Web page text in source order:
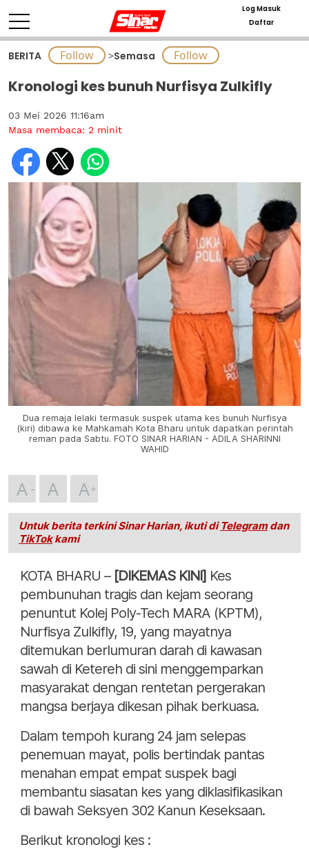
Log Masuk
Daftar
BERITA >Semasa
Kronologi kes bunuh Nurfisya Zulkifly
03 Mei 2026 11:16am
Masa membaca: 2 minit
Dua remaja lelaki termasuk suspek utama kes bunuh Nurfisya
(kiri) dibawa ke Mahkamah Kota Bharu untuk dapatkan perintah
reman pada Sabtu. FOTO SINAR HARIAN - ADILA SHARINNI
WAHID
A A A
Untuk berita terkini Sinar Harian, ikuti di Telegramdan
TikTokkami
KOTA BHARU –[DIKEMAS KINI] Kes
pembunuhan tragis dan kejam seorang
penuntut Kolej Poly-Tech MARA (KPTM),
Nurfisya Zulkifly, 19, yang mayatnya
ditemukan berlumuran darah di kawasan
sawah di Ketereh di sini menggemparkan
masyarakat dengan rentetan pergerakan
mangsa berjaya dikesan pihak berkuasa.
Dalam tempoh kurang 24 jam selepas
penemuan mayat, polis bertindak pantas
menahan empat empat suspek bagi
membantu siasatan kes yang diklasifikasikan
di bawah Seksyen 302 Kanun Keseksaan.
Berikut kronologi kes :